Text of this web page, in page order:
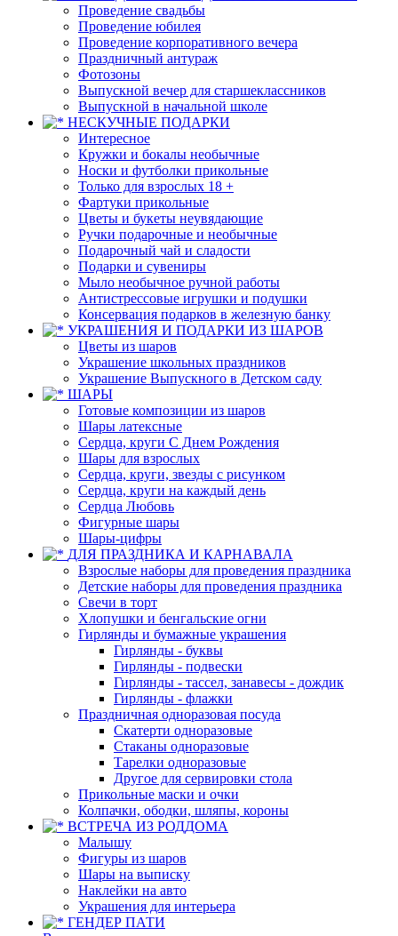
Проведение свадьбы
Проведение юбилея
Проведение корпоративного вечера
Праздничный антураж
Фотозоны
Выпускной вечер для старшеклассников
Выпускной в начальной школе
НЕСКУЧНЫЕ ПОДАРКИ
Интересное
Кружки и бокалы необычные
Носки и футболки прикольные
Только для взрослых 18 +
Фартуки прикольные
Цветы и букеты неувядающие
Ручки подарочные и необычные
Подарочный чай и сладости
Подарки и сувениры
Мыло необычное ручной работы
Антистрессовые игрушки и подушки
Консервация подарков в железную банку
УКРАШЕНИЯ И ПОДАРКИ ИЗ ШАРОВ
Цветы из шаров
Украшение школьных праздников
Украшение Выпускного в Детском саду
ШАРЫ
Готовые композиции из шаров
Шары латексные
Сердца, круги С Днем Рождения
Шары для взрослых
Сердца, круги, звезды с рисунком
Сердца, круги на каждый день
Сердца Любовь
Фигурные шары
Шары-цифры
ДЛЯ ПРАЗДНИКА И КАРНАВАЛА
Взрослые наборы для проведения праздника
Детские наборы для проведения праздника
Свечи в торт
Хлопушки и бенгальские огни
Гирлянды и бумажные украшения
Гирлянды - буквы
Гирлянды - подвески
Гирлянды - тассел, занавесы - дождик
Гирлянды - флажки
Праздничная одноразовая посуда
Скатерти одноразовые
Стаканы одноразовые
Тарелки одноразовые
Другое для сервировки стола
Прикольные маски и очки
Колпачки, ободки, шляпы, короны
ВСТРЕЧА ИЗ РОДДОМА
Малышу
Фигуры из шаров
Шары на выписку
Наклейки на авто
Украшения для интерьера
ГЕНДЕР ПАТИ